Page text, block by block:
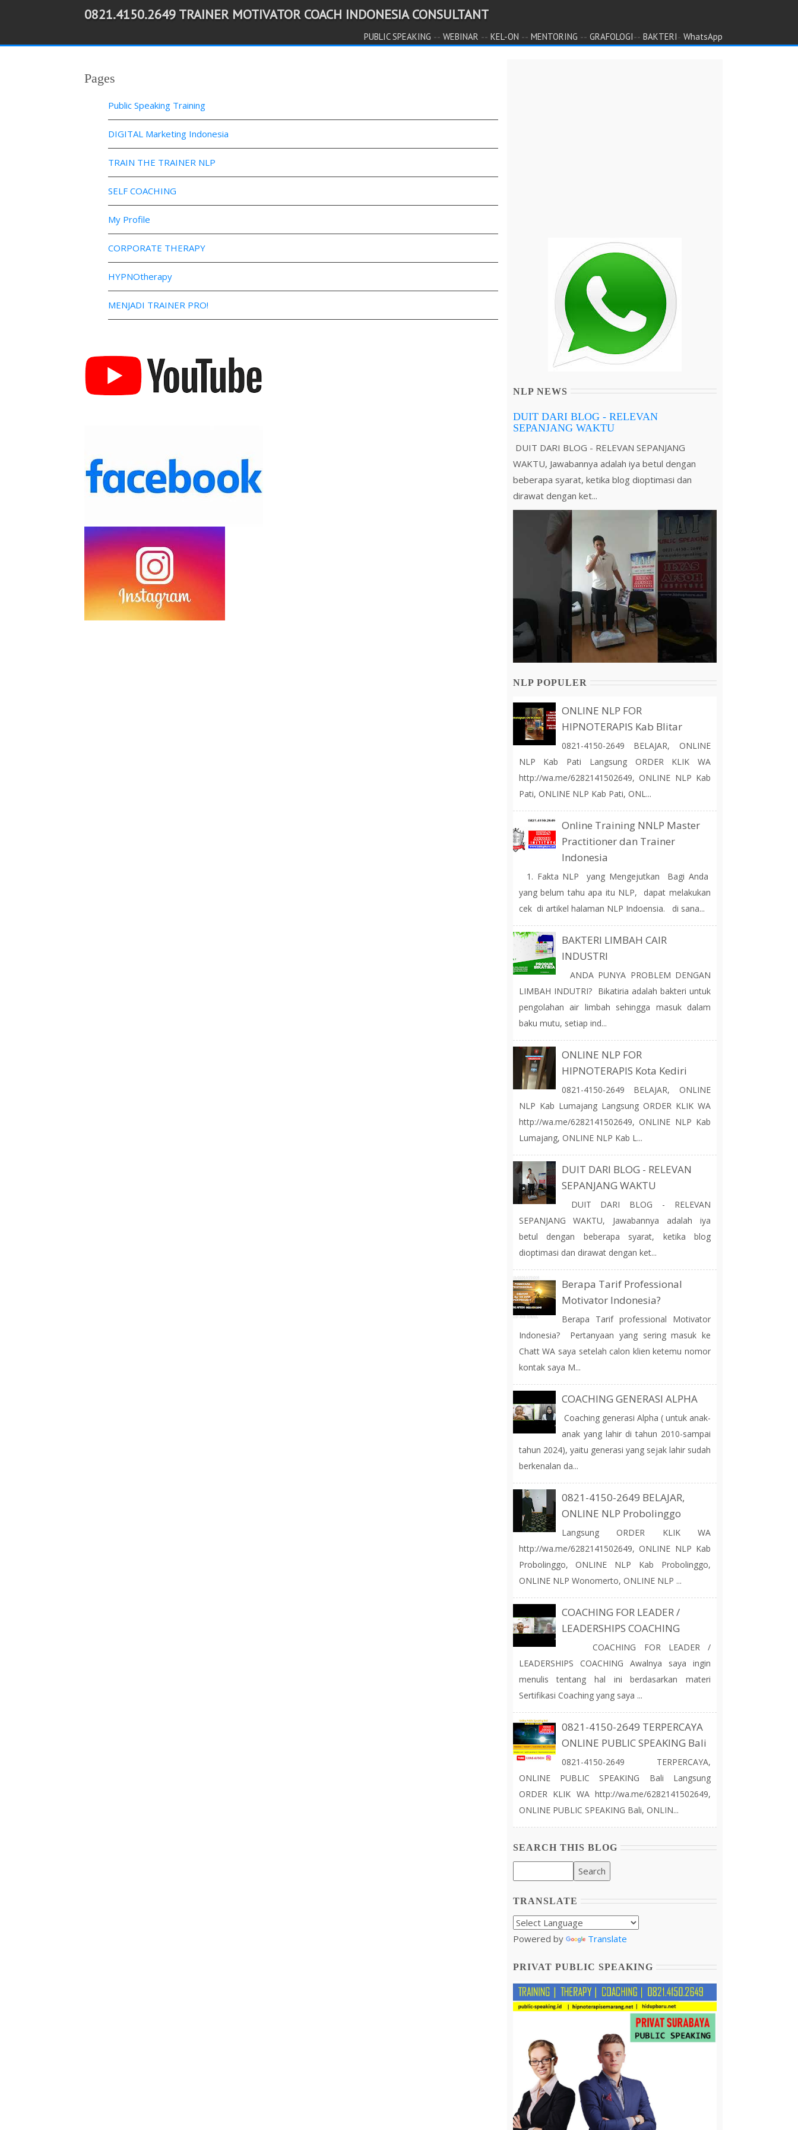
0821.4150.2649 TRAINER MOTIVATOR COACH INDONESIA CONSULTANT
PUBLIC SPEAKING -- WEBINAR -- KEL-ON -- MENTORING -- GRAFOLOGI-- BAKTERI- WhatsApp
Pages
Public Speaking Training
DIGITAL Marketing Indonesia
TRAIN THE TRAINER NLP
SELF COACHING
My Profile
CORPORATE THERAPY
HYPNOtherapy
MENJADI TRAINER PRO!
NLP NEWS
DUIT DARI BLOG - RELEVAN
SEPANJANG WAKTU
DUIT DARI BLOG - RELEVAN SEPANJANG
WAKTU, Jawabannya adalah iya betul dengan
beberapa syarat, ketika blog dioptimasi dan
dirawat dengan ket...
NLP POPULER
ONLINE NLP FOR
HIPNOTERAPIS Kab Blitar
0821-4150-2649 BELAJAR, ONLINE
NLP Kab Pati Langsung ORDER KLIK WA
http://wa.me/6282141502649, ONLINE NLP Kab
Pati, ONLINE NLP Kab Pati, ONL...
Online Training NNLP Master
Practitioner dan Trainer
Indonesia
1. Fakta NLP yang Mengejutkan Bagi Anda
yang belum tahu apa itu NLP, dapat melakukan
cek di artikel halaman NLP Indoensia. di sana...
BAKTERI LIMBAH CAIR
INDUSTRI
ANDA PUNYA PROBLEM DENGAN
LIMBAH INDUTRI? Bikatiria adalah bakteri untuk
pengolahan air limbah sehingga masuk dalam
baku mutu, setiap ind...
ONLINE NLP FOR
HIPNOTERAPIS Kota Kediri
0821-4150-2649 BELAJAR, ONLINE
NLP Kab Lumajang Langsung ORDER KLIK WA
http://wa.me/6282141502649, ONLINE NLP Kab
Lumajang, ONLINE NLP Kab L...
DUIT DARI BLOG - RELEVAN
SEPANJANG WAKTU
DUIT DARI BLOG - RELEVAN
SEPANJANG WAKTU, Jawabannya adalah iya
betul dengan beberapa syarat, ketika blog
dioptimasi dan dirawat dengan ket...
Berapa Tarif Professional
Motivator Indonesia?
Berapa Tarif professional Motivator
Indonesia? Pertanyaan yang sering masuk ke
Chatt WA saya setelah calon klien ketemu nomor
kontak saya M...
COACHING GENERASI ALPHA
Coaching generasi Alpha ( untuk anak-
anak yang lahir di tahun 2010-sampai
tahun 2024), yaitu generasi yang sejak lahir sudah
berkenalan da...
0821-4150-2649 BELAJAR,
ONLINE NLP Probolinggo
Langsung ORDER KLIK WA
http://wa.me/6282141502649, ONLINE NLP Kab
Probolinggo, ONLINE NLP Kab Probolinggo,
ONLINE NLP Wonomerto, ONLINE NLP ...
COACHING FOR LEADER /
LEADERSHIPS COACHING
COACHING FOR LEADER /
LEADERSHIPS COACHING Awalnya saya ingin
menulis tentang hal ini berdasarkan materi
Sertifikasi Coaching yang saya ...
0821-4150-2649 TERPERCAYA
ONLINE PUBLIC SPEAKING Bali
0821-4150-2649 TERPERCAYA,
ONLINE PUBLIC SPEAKING Bali Langsung
ORDER KLIK WA http://wa.me/6282141502649,
ONLINE PUBLIC SPEAKING Bali, ONLIN...
SEARCH THIS BLOG
TRANSLATE
Powered by Translate
PRIVAT PUBLIC SPEAKING